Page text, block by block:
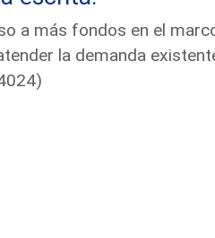
a más fondos en el
la demanda